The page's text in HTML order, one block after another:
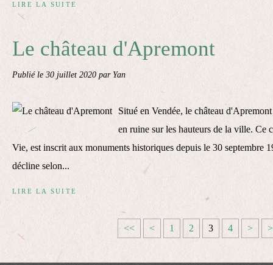
LIRE LA SUITE
Le château d'Apremont
Publié le 30 juillet 2020 par Yan
Situé en Vendée, le château
en ruine sur les hauteurs de la ville. Ce
Vie, est inscrit aux monuments historiques depuis le 30 septembre
décline selon...
LIRE LA SUITE
<< < 1 2 3 4 >